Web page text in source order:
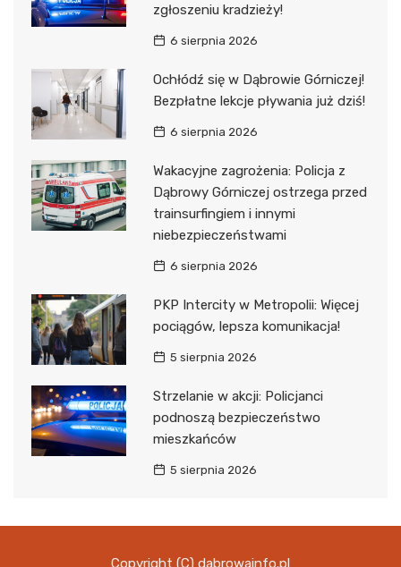
zgłoszeniu kradzieży!
6 sierpnia 2026
Ochłódź się w Dąbrowie Górniczej!
Bezpłatne lekcje pływania już dziś!
6 sierpnia 2026
Wakacyjne zagrożenia: Policja z
Dąbrowy Górniczej ostrzega przed
trainsurfingiem i innymi
niebezpieczeństwami
6 sierpnia 2026
PKP Intercity w Metropolii: Więcej
pociągów, lepsza komunikacja!
5 sierpnia 2026
Strzelanie w akcji: Policjanci
podnoszą bezpieczeństwo
mieszkańców
5 sierpnia 2026
Copyright (C) dabrowainfo.pl